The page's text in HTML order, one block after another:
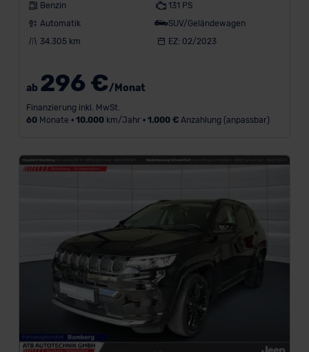
Benzin
131 PS
Automatik
SUV/Geländewagen
34.305 km
EZ: 02/2023
ab 296 €/Monat
Finanzierung inkl. MwSt.
60Monate • 10.000km/Jahr • 1.000 €Anzahlung (anpassbar)